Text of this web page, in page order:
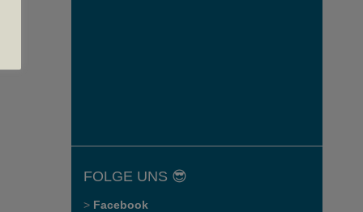
FOLGE UNS 😎
> Facebook